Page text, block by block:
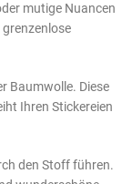
mutige Nuancen
Baumwolle. Diese
Ihren Stickereien
den Stoff führen.